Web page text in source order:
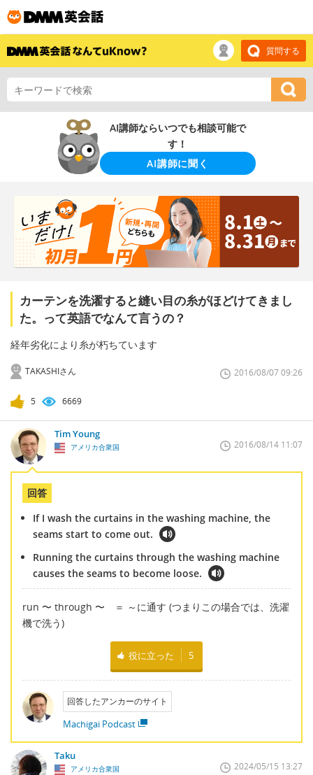
質問する
AI講師ならいつでも相談可能で
す！
AI講師に聞く
カーテンを洗濯すると縫い目の糸がほどけてきまし
た。って英語でなんて言うの？
経年劣化により糸が朽ちています
TAKASHIさん 2016/08/07 09:26
5 6669
Tim Young
アメリカ合衆国 2016/08/14 11:07
回答
If I wash the curtains in the washing machine, the
seams start to come out.
Running the curtains through the washing machine
causes the seams to become loose.
run 〜 through 〜 ＝ ～に通す (つまりこの場合では、洗濯
機で洗う)
役に立った 5
回答したアンカーのサイト
Machigai Podcast
Taku
アメリカ合衆国 2024/05/15 13:27